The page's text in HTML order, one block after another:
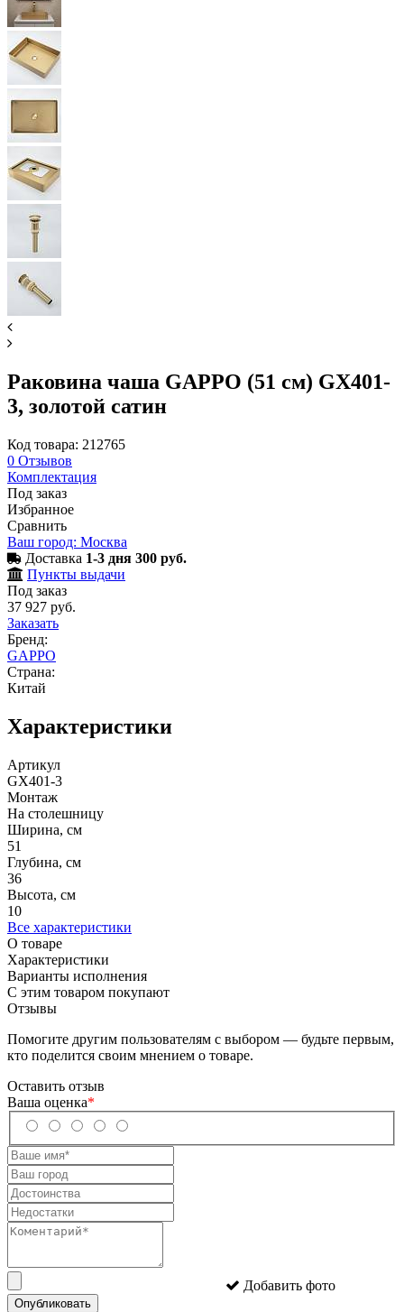
Раковина чаша GAPPO (51 см) GX401-
3, золотой сатин
Код товара: 212765
0 Отзывов
Комплектация
Под заказ
Избранное
Сравнить
Ваш город: Москва
Доставка 1-3 дня 300 руб.
Пункты выдачи
Под заказ
37 927 руб.
Заказать
Бренд:
GAPPO
Страна:
Китай
Характеристики
Артикул
GX401-3
Монтаж
На столешницу
Ширина, см
51
Глубина, см
36
Высота, см
10
Все характеристики
О товаре
Характеристики
Варианты исполнения
С этим товаром покупают
Отзывы
Помогите другим пользователям с выбором — будьте первым,
кто поделится своим мнением о товаре.
Оставить отзыв
Ваша оценка*
Добавить фото
Опубликовать